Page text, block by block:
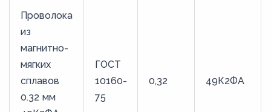
Проволока
из
магнитно-
мягких
сплавов
0.32 мм
ГОСТ
10160-
75
0,32 49К2ФА